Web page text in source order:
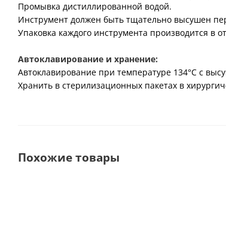
Промывка дистиллированной водой.
Инструмент должен быть тщательно высушен
Упаковка каждого инструмента производится в
Автоклавирование и хранение:
Автоклавирование при температуре 134°С с
Хранить в стерилизационных пакетах в
Похожие товары